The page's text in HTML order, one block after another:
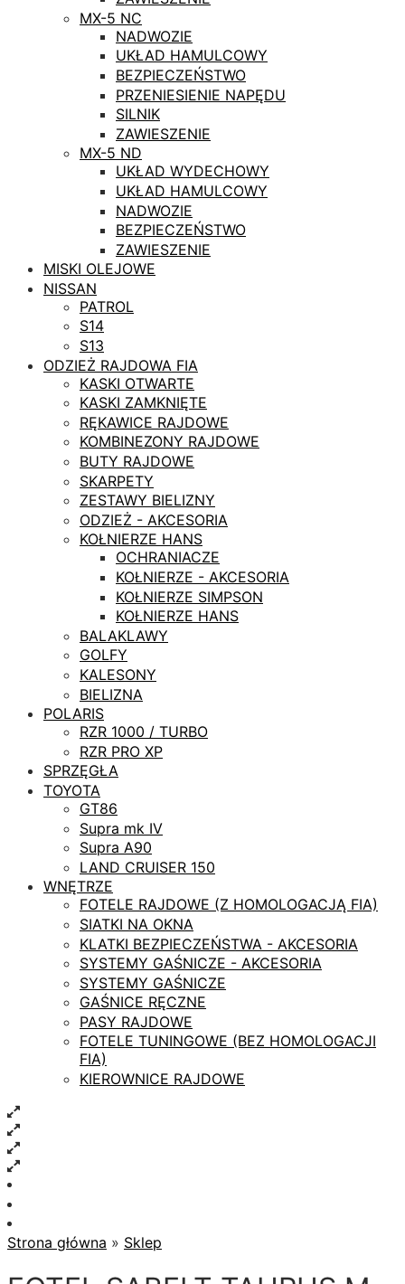
MX-5 NC
NADWOZIE
UKŁAD HAMULCOWY
BEZPIECZEŃSTWO
PRZENIESIENIE NAPĘDU
SILNIK
ZAWIESZENIE
MX-5 ND
UKŁAD WYDECHOWY
UKŁAD HAMULCOWY
NADWOZIE
BEZPIECZEŃSTWO
ZAWIESZENIE
MISKI OLEJOWE
NISSAN
PATROL
S14
S13
ODZIEŻ RAJDOWA FIA
KASKI OTWARTE
KASKI ZAMKNIĘTE
RĘKAWICE RAJDOWE
KOMBINEZONY RAJDOWE
BUTY RAJDOWE
SKARPETY
ZESTAWY BIELIZNY
ODZIEŻ - AKCESORIA
KOŁNIERZE HANS
OCHRANIACZE
KOŁNIERZE - AKCESORIA
KOŁNIERZE SIMPSON
KOŁNIERZE HANS
BALAKLAWY
GOLFY
KALESONY
BIELIZNA
POLARIS
RZR 1000 / TURBO
RZR PRO XP
SPRZĘGŁA
TOYOTA
GT86
Supra mk IV
Supra A90
LAND CRUISER 150
WNĘTRZE
FOTELE RAJDOWE (Z HOMOLOGACJĄ FIA)
SIATKI NA OKNA
KLATKI BEZPIECZEŃSTWA - AKCESORIA
SYSTEMY GAŚNICZE - AKCESORIA
SYSTEMY GAŚNICZE
GAŚNICE RĘCZNE
PASY RAJDOWE
FOTELE TUNINGOWE (BEZ HOMOLOGACJI
FIA)
KIEROWNICE RAJDOWE
Strona główna » Sklep